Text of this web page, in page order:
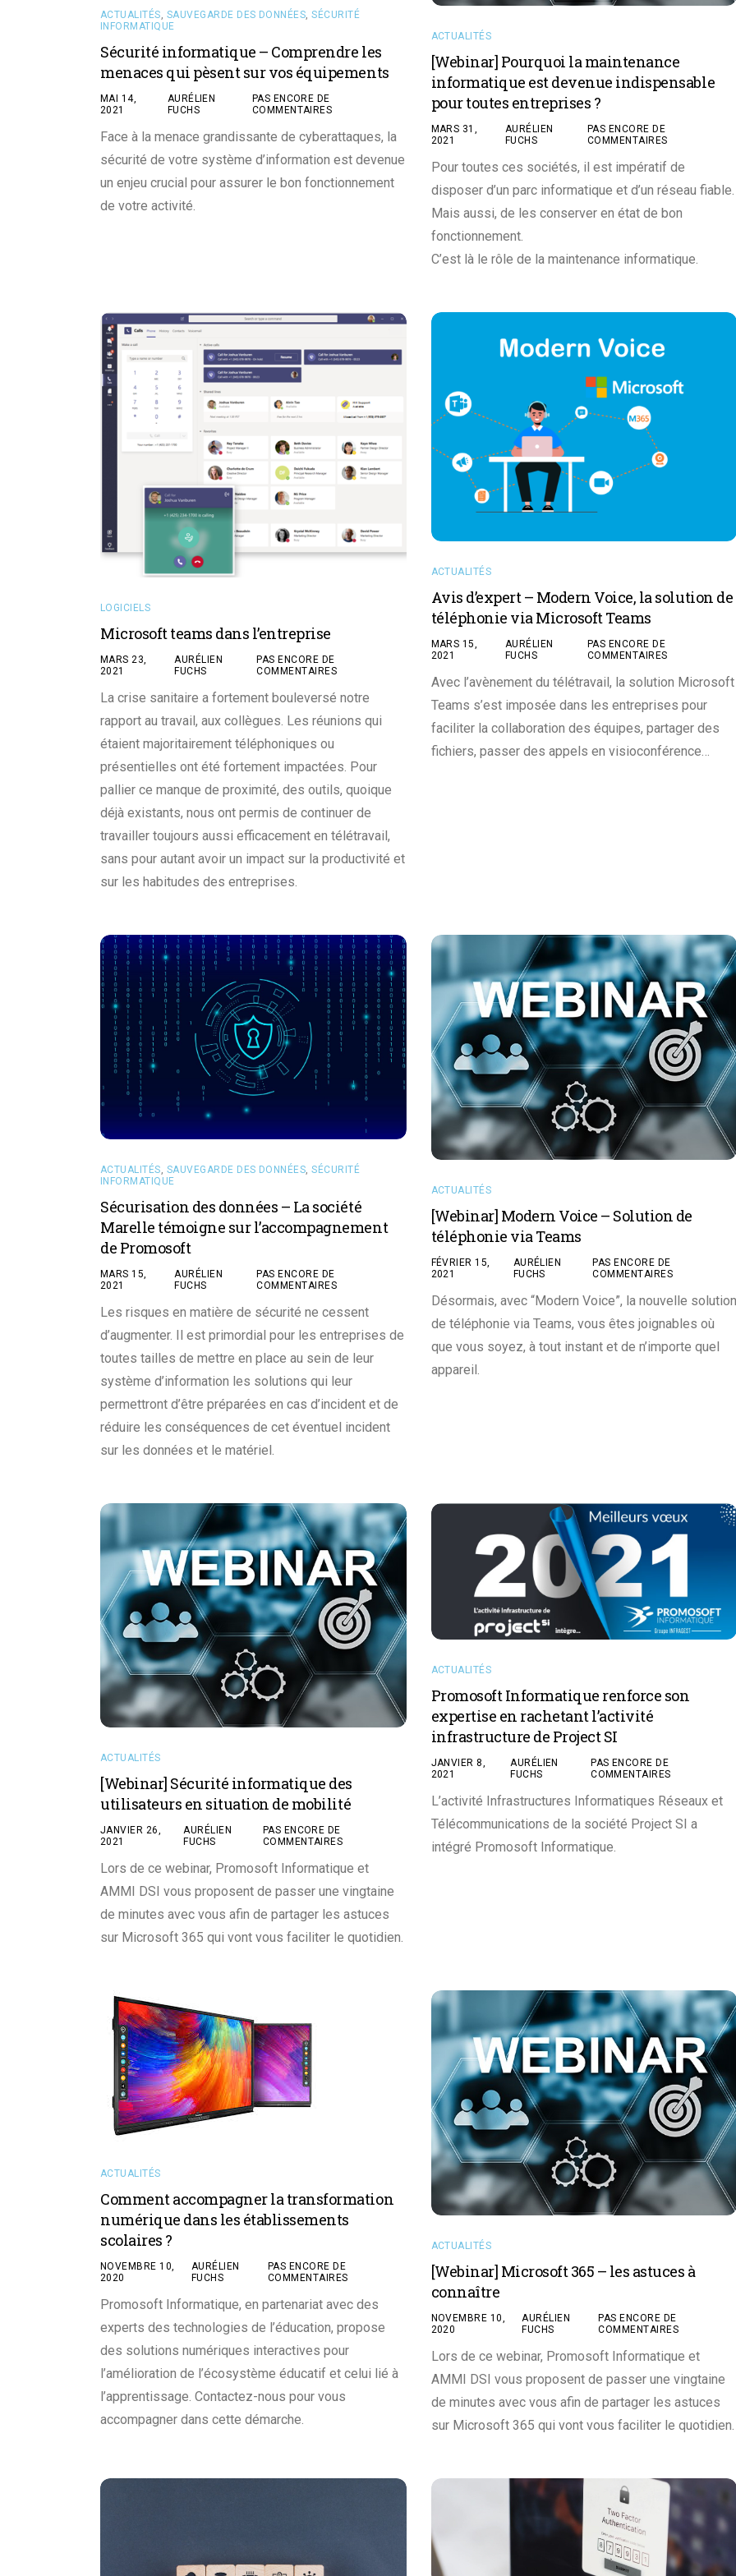
ACTUALITÉS, SAUVEGARDE DES DONNÉES,SÉCURITÉ
INFORMATIQUE
Sécurité informatique – Comprendre les
menaces qui pèsent sur vos équipements
MAI 14,
2021
AURÉLIEN
FUCHS
PAS ENCORE DE
COMMENTAIRES
Face à la menace grandissante de cyberattaques, la
sécurité de votre système d’information est devenue
un enjeu crucial pour assurer le bon fonctionnement
de votre activité.
ACTUALITÉS
[Webinar] Pourquoi la maintenance
informatique est devenue indispensable
pour toutes entreprises ?
MARS 31,
2021
AURÉLIEN
FUCHS
PAS ENCORE DE
COMMENTAIRES
Pour toutes ces sociétés, il est impératif de
disposer d’un parc informatique et d’un réseau fiable.
Mais aussi, de les conserver en état de bon
fonctionnement.
C’est là le rôle de la maintenance informatique.
LOGICIELS
Microsoft teams dans l’entreprise
MARS 23,
2021
AURÉLIEN
FUCHS
PAS ENCORE DE
COMMENTAIRES
La crise sanitaire a fortement bouleversé notre
rapport au travail, aux collègues. Les réunions qui
étaient majoritairement téléphoniques ou
présentielles ont été fortement impactées. Pour
pallier ce manque de proximité, des outils, quoique
déjà existants, nous ont permis de continuer de
travailler toujours aussi efficacement en télétravail,
sans pour autant avoir un impact sur la productivité et
sur les habitudes des entreprises.
ACTUALITÉS
Avis d’expert – Modern Voice, la solution de
téléphonie via Microsoft Teams
MARS 15,
2021
AURÉLIEN
FUCHS
PAS ENCORE DE
COMMENTAIRES
Avec l’avènement du télétravail, la solution Microsoft
Teams s’est imposée dans les entreprises pour
faciliter la collaboration des équipes, partager des
fichiers, passer des appels en visioconférence…
ACTUALITÉS SAUVEGARDE DES DONNÉES ,SÉCURITÉ
INFORMATIQUE
Sécurisation des données – La société
Marelle témoigne sur l’accompagnement
de Promosoft
MARS 15,
2021
AURÉLIEN
FUCHS
PAS ENCORE DE
COMMENTAIRES
Les risques en matière de sécurité ne cessent
d’augmenter. Il est primordial pour les entreprises de
toutes tailles de mettre en place au sein de leur
système d’information les solutions qui leur
permettront d’être préparées en cas d’incident et de
réduire les conséquences de cet éventuel incident
sur les données et le matériel.
ACTUALITÉS
[Webinar] Modern Voice – Solution de
téléphonie via Teams
FÉVRIER 15,
2021
AURÉLIEN
FUCHS
PAS ENCORE DE
COMMENTAIRES
Désormais, avec “Modern Voice”, la nouvelle solution
de téléphonie via Teams, vous êtes joignables où
que vous soyez, à tout instant et de n’importe quel
appareil.
ACTUALITÉS
[Webinar] Sécurité informatique des
utilisateurs en situation de mobilité
JANVIER 26,
2021
AURÉLIEN
FUCHS
PAS ENCORE DE
COMMENTAIRES
Lors de ce webinar, Promosoft Informatique et
AMMI DSI vous proposent de passer une vingtaine
de minutes avec vous afin de partager les astuces
sur Microsoft 365 qui vont vous faciliter le quotidien.
ACTUALITÉS
Promosoft Informatique renforce son
expertise en rachetant l’activité
infrastructure de Project SI
JANVIER 8,
2021
AURÉLIEN
FUCHS
PAS ENCORE DE
COMMENTAIRES
L’activité Infrastructures Informatiques Réseaux et
Télécommunications de la société Project SI a
intégré Promosoft Informatique.
ACTUALITÉS
Comment accompagner la transformation
numérique dans les établissements
scolaires ?
NOVEMBRE 10,
2020
AURÉLIEN
FUCHS
PAS ENCORE DE
COMMENTAIRES
Promosoft Informatique, en partenariat avec des
experts des technologies de l’éducation, propose
des solutions numériques interactives pour
l’amélioration de l’écosystème éducatif et celui lié à
l’apprentissage. Contactez-nous pour vous
accompagner dans cette démarche.
ACTUALITÉS
[Webinar] Microsoft 365 – les astuces à
connaître
NOVEMBRE 10,
2020
AURÉLIEN
FUCHS
PAS ENCORE DE
COMMENTAIRES
Lors de ce webinar, Promosoft Informatique et
AMMI DSI vous proposent de passer une vingtaine
de minutes avec vous afin de partager les astuces
sur Microsoft 365 qui vont vous faciliter le quotidien.